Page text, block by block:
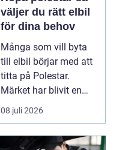
väljer du rätt elbil
för dina behov
Många som vill byta
till elbil börjar med att
titta på Polestar.
Märket har blivit en
symbol för mod...
08 juli 2026